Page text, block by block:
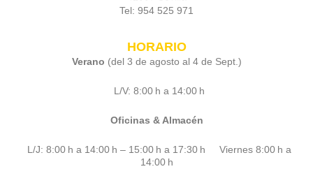
Tel: 954 525 971
HORARIO
Verano (del 3 de agosto al 4 de Sept.)
L/V: 8:00 h a 14:00 h
Oficinas & Almacén
L/J: 8:00 h a 14:00 h – 15:00 h a 17:30 h Viernes 8:00 h a
14:00 h